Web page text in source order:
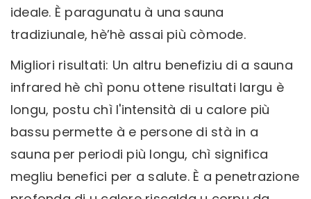
ideale. È paragunatu à una sauna
tradiziunale, hè’hè assai più còmode.
Migliori risultati: Un altru benefiziu di a sauna
infrared hè chì ponu ottene risultati largu è
longu, postu chì l'intensità di u calore più
bassu permette à e persone di stà in a
sauna per periodi più longu, chì significa
megliu benefici per a salute. È a penetrazione